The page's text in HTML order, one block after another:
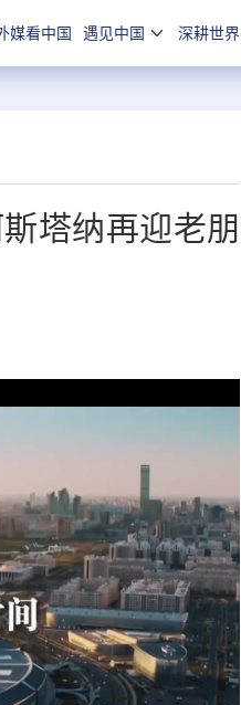
媒看中国 遇见中国 深耕世界
塔纳再迎老朋